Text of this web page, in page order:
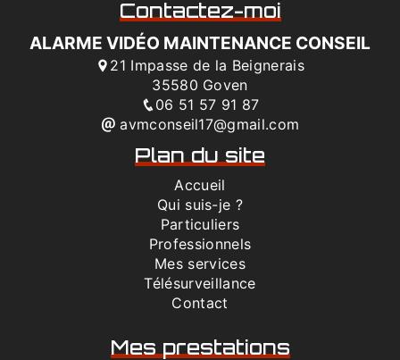
Contactez-moi
ALARME VIDÉO MAINTENANCE CONSEIL
21 Impasse de la Beignerais
35580 Goven
06 51 57 91 87
avmconseil17@gmail.com
Plan du site
Accueil
Qui suis-je ?
Particuliers
Professionnels
Mes services
Télésurveillance
Contact
Mes prestations